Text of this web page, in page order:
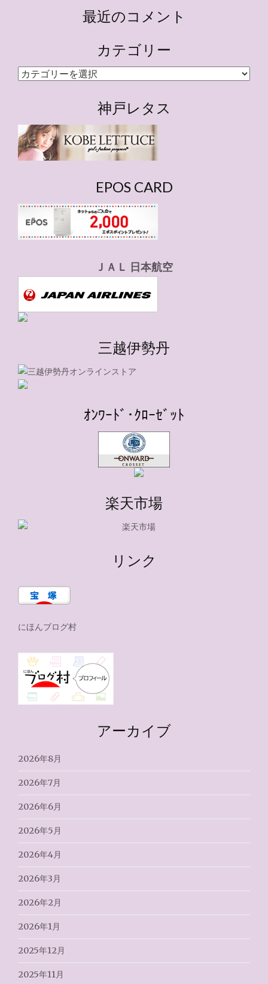
最近のコメント
カテゴリー
カ
ー
神戸レタス
EPOS CARD
ＪＡＬ 日本航空
三越伊勢丹
ｵﾝﾜｰﾄﾞ･ｸﾛｰｾﾞｯﾄ
楽天市場
リンク
にほんブログ村
アーカイブ
2026年8月
2026年7月
2026年6月
2026年5月
2026年4月
2026年3月
2026年2月
2026年1月
2025年12月
2025年11月